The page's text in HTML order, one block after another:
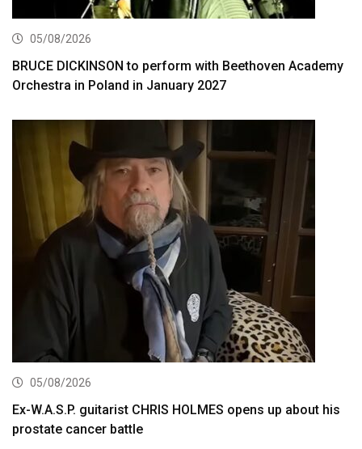
05/08/2026
BRUCE DICKINSON to perform with Beethoven Academy
Orchestra in Poland in January 2027
05/08/2026
Ex-W.A.S.P. guitarist CHRIS HOLMES opens up about his
prostate cancer battle